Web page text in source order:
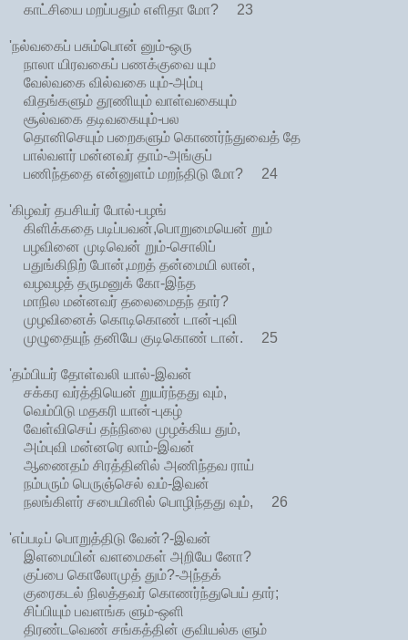
காட்சியை மறப்பதும் எளிதா மோ? 23
'நல்வகைப் பசும்பொன் னும்-ஒரு
நாலா யிரவகைப் பணக்குவை யும்
வேல்வகை வில்வகை யும்-அம்பு
விதங்களும் தூணியும் வாள்வகையும்
சூல்வகை தடிவகையும்-பல
தொனிசெயும் பறைகளும் கொணர்ந்துவைத் தே
பால்வளர் மன்னவர் தாம்-அங்குப்
பணிந்ததை என்னுளம் மறந்திடு மோ? 24
'கிழவர் தபசியர் போல்-பழங்
கிளிக்கதை படிப்பவன்,பொறுமையென் றும்
பழவினை முடிவென் றும்-சொலிப்
பதுங்கிநிற் போன்,மறத் தன்மையி லான்,
வழவழத் தருமனுக் கோ-இந்த
மாநில மன்னவர் தலைமைதந் தார்?
முழவினைக் கொடிகொண் டான்-புவி
முழுதையுந் தனியே குடிகொண் டான். 25
'தம்பியர் தோள்வலி யால்-இவன்
சக்கர வர்த்தியென் றுயர்ந்தது வும்,
வெம்பிடு மதகரி யான்-புகழ்
வேள்விசெய் தந்நிலை முழக்கிய தும்,
அம்புவி மன்னரெ லாம்-இவன்
ஆணைதம் சிரத்தினில் அணிந்தவ ராய்
நம்பரும் பெருஞ்செல் வம்-இவன்
நலங்கிளர் சபையினில் பொழிந்தது வும், 26
'எப்படிப் பொறுத்திடு வேன்?-இவன்
இளமையின் வளமைகள் அறியே னோ?
குப்பை கொலோமுத் தும்?-அந்தக்
குரைகடல் நிலத்தவர் கொணர்ந்துபெய் தார்;
சிப்பியும் பவளங்க ளும்-ஒளி
திரண்டவெண் சங்கத்தின் குவியல்க ளும்